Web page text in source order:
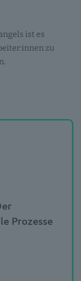
ist es
zu
Prozesse